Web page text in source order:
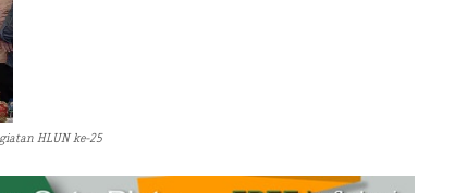
HLUN ke-25